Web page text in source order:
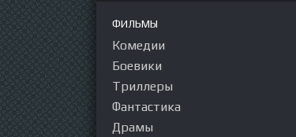
ФИЛЬМЫ
Комедии
Боевики
Триллеры
Фантастика
Драмы